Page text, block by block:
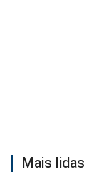
Mais lidas